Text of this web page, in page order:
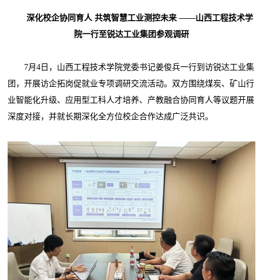
深化校企协同育人 共筑智慧工业测控未来 ——山西工程技术学
院一行至锐达工业集团参观调研
7月4日，山西工程技术学院党委书记姜俊兵一行到访锐达工业集
团，开展访企拓岗促就业专项调研交流活动。双方围绕煤炭、矿山行
业智能化升级、应用型工科人才培养、产教融合协同育人等议题开展
深度对接，并就长期深化全方位校企合作达成广泛共识。